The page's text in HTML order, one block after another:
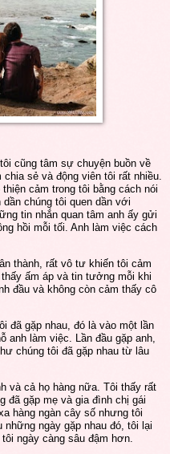
cũng tâm sự chuyện buồn về
sẻ và động viên tôi rất nhiều.
cảm trong tôi bằng cách nói
chúng tôi quen dần với
tin nhắn quan tâm anh ấy gửi
hồi mỗi tối. Anh làm việc cách
thành, rất vô tư khiến tôi cảm
ấm áp và tin tưởng mỗi khi
đầu và không còn cảm thấy cô
đã gặp nhau, đó là vào một lần
anh làm việc. Lần đầu gặp anh,
chúng tôi đã gặp nhau từ lâu
và cả họ hàng nữa. Tôi thấy rất
đã gặp mẹ và gia đình chị gái
hàng ngàn cây số nhưng tôi
ngày gặp nhau đó, tôi lại
ngày càng sâu đậm hơn.